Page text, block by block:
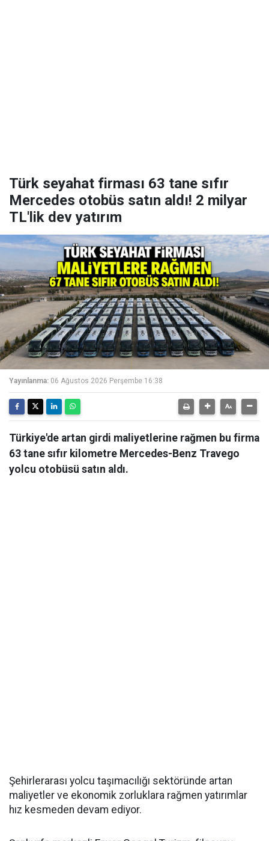
Türk seyahat firması 63 tane sıfır
Mercedes otobüs satın aldı! 2 milyar
TL'lik dev yatırım
Yayınlanma: 06 Ağustos 2026 Perşembe 16:38
Türkiye'de artan girdi maliyetlerine rağmen bu firma
63 tane sıfır kilometre Mercedes-Benz Travego
yolcu otobüsü satın aldı.
Şehirlerarası yolcu taşımacılığı sektöründe artan
maliyetler ve ekonomik zorluklara rağmen yatırımlar
hız kesmeden devam ediyor.